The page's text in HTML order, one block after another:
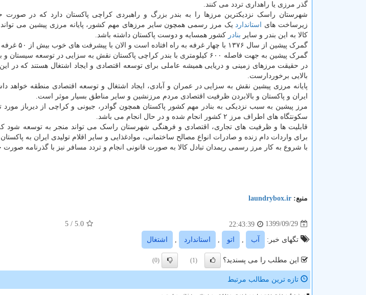
گذر مرزی یا راهداری تردد می کنند.
شهرستان راسک نزدیکترین مرزها را به بندر بزرگ و راهبردی کراچی پاکستان دارد که در صورت
زیرساخت های
استانداردیک مرز رسمی همچون سایر مرزهای مهم کشور، پایانه مرزی پیشین می
کالا به این بندر و سایر بنادر کشور همسایه و دوست پاکستان داشته باشد.
گمرک پیشین از سال ۱۳۷۶ با چهار غرفه به راه افتاده است و الان با پیشرفت های خوب بیش از ۵۰ غرفه فعال دارد.
گمرک پیشین به جهت فاصله ۶۰۰ کیلومتری با بندر کراچی پاکستان نقش به سزایی در توسعه سیستان و بلوچستان و صادرات و واردات دارد.
در حقیقت مرزهای زمینی و دریایی همیشه عاملی برای توسعه اقتصادی و ایجاد اشتغال هستند که در
بالایی برخوردارست.
پایانه مرزی پیشین نقش به سزایی در عمران و آبادی، ایجاد اشتغال و توسعه اقتصادی منطقه خواهد
ایران و پاکستان و بالابردن ظرفیت اقتصادی مردم مرزنشین و سایر مناطق بسیار موثر است.
مرز پیشین به سبب نزدیکی به بنادر مهم کشور پاکستان همچون گوادر، جیونی و کراچی از دیرباز مورد
سکونتگاه های اطراف مرز ۲ کشور انجام شده و در حال انجام می باشد.
قابلیت ها و ظرفیت های تجاری، اقتصادی و فرهنگی شهرستان راسک می تواند منجر به توسعه شود
برای واردات دام زنده و صادرات انواع مصالح ساختمانی، موادغذایی و سایر اقلام تولیدی ایران به
با شروع به کار مرز رسمی ریمدان تبادل کالا به صورت قانونی انجام و تردد مسافر نیز با گذرنامه
منبع: laundrybox.ir
1399/09/29
22:43:39
5.0
/ 5
تگهای خبر: آب اتو استاندارد اشتغال
این مطلب را می پسندید؟ (1)
(0)
تازه ترین مطالب مرتبط